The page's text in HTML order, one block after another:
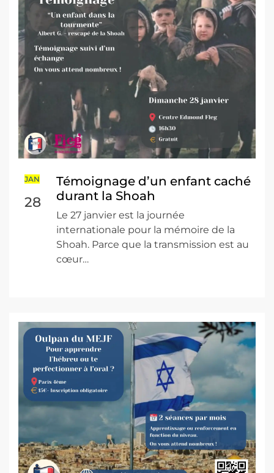
JAN
28
Témoignage d’un enfant caché
durant la Shoah
Le 27 janvier est la journée
internationale pour la mémoire de la
Shoah. Parce que la transmission est au
cœur…